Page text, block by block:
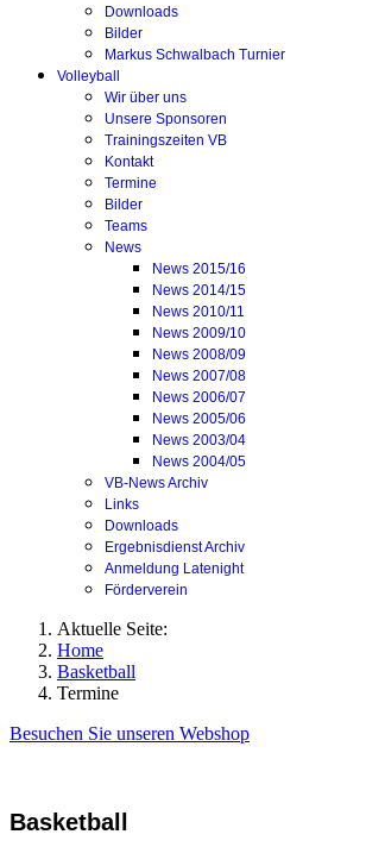
Downloads
Bilder
Markus Schwalbach Turnier
Volleyball
Wir über uns
Unsere Sponsoren
Trainingszeiten VB
Kontakt
Termine
Bilder
Teams
News
News 2015/16
News 2014/15
News 2010/11
News 2009/10
News 2008/09
News 2007/08
News 2006/07
News 2005/06
News 2003/04
News 2004/05
VB-News Archiv
Links
Downloads
Ergebnisdienst Archiv
Anmeldung Latenight
Förderverein
Aktuelle Seite:
Home
Basketball
Termine
Besuchen Sie unseren Webshop
Basketball